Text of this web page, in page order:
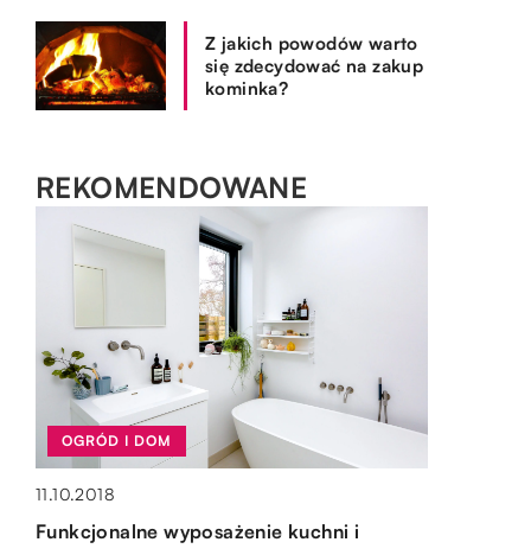
Z jakich powodów warto
się zdecydować na zakup
kominka?
REKOMENDOWANE
OGRÓD I DOM
15.10.2019
OGRÓD I DOM
11.10.2018
Funkcjonalne wyposażenie kuchni i
OGRÓD I DOM
24.02.2022
Zabytkowe meble, jakie warto zakupić do
SPOSÓB ŻYCIA I STYL
element utrzymania koloru na włosach